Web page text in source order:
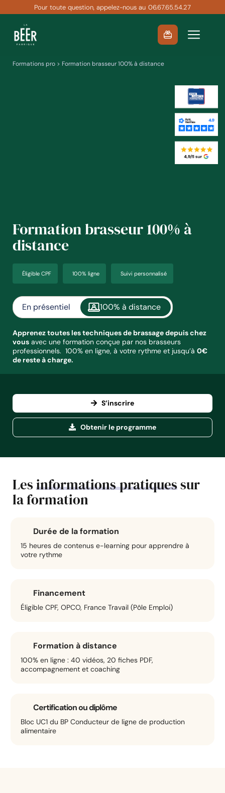
contenu
Pour toute question, appelez-nous au 06.67.65.54.27
Formations pro> Formation brasseur 100% à distance
Formation brasseur 100% à
distance
Éligible CPF 100% ligne Suivi personnalisé
En présentiel 100% à distance
Apprenez toutes les techniques de brassage depuis chez
vousavec une formation conçue par nos brasseurs
professionnels. 100% en ligne, à votre rythme et jusqu’à 0€
de reste à charge.
S’inscrire
Obtenir le programme
Lesinformationspratiquessur
la formation
Durée de la formation
15 heures de contenus e-learning pour apprendre à
votre rythme
Financement
Éligible CPF, OPCO, France Travail (Pôle Emploi)
Formation à distance
100% en ligne : 40 vidéos, 20 fiches PDF,
accompagnement et coaching
Certification ou diplôme
Bloc UC1 du BP Conducteur de ligne de production
alimentaire